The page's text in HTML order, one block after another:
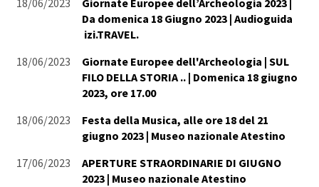
18/06/2023
Giornate Europee dell’Archeologia 2023 |
Da domenica 18 Giugno 2023 | Audioguida
izi.TRAVEL.
18/06/2023
Giornate Europee dell'Archeologia | SUL
FILO DELLA STORIA .. | Domenica 18 giugno
2023, ore 17.00
18/06/2023
Festa della Musica, alle ore 18 del 21
giugno 2023 | Museo nazionale Atestino
17/06/2023
APERTURE STRAORDINARIE DI GIUGNO
2023 | Museo nazionale Atestino